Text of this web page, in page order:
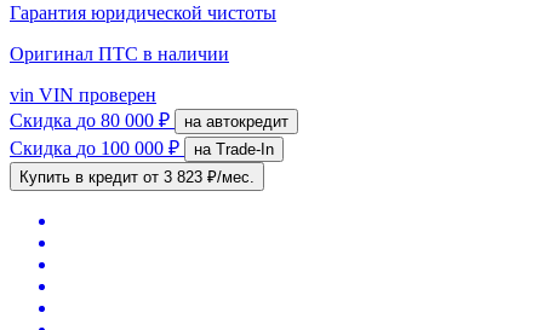
Гарантия юридической чистоты
Оригинал ПТС в наличии
vin VIN проверен
Скидка до 80 000 ₽ на автокредит
Скидка до 100 000 ₽
на Trade-In
Купить в кредит от 3 823 ₽/мес.